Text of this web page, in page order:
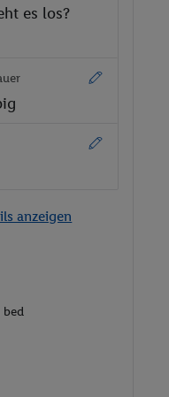
es los?
anzeigen
bed